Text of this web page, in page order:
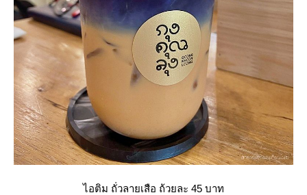
ไอติม ถั่วลายเสือ ถ้วยละ 45 บาท